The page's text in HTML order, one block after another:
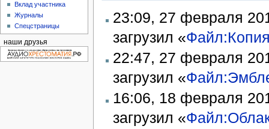
23:09, 27 февраля
загрузил «
22:47, 27 февраля
загрузил «
16:06, 18 февраля
загрузил «
Вклад участника
Журналы
Спецстраницы
наши друзья